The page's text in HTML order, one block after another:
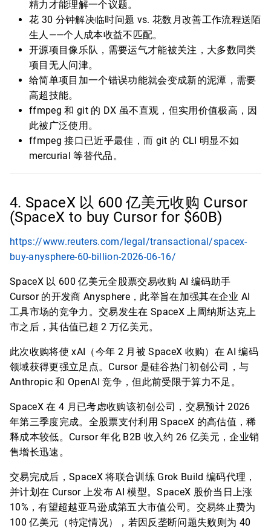
精力才能理解一个议题。
花 30 分钟解决临时问题 vs. 花数月改善工作流程送陌
生人——个人成本收益不匹配。
开源项目像乐队，需要运气才能被关注，大多数同类
项目无人问津。
给简单项目加一个错误功能就会变成新的泥潭，需要
高超技能。
ffmpeg 和 git 的 DX 虽不直观，但实用价值极高，因
此被广泛使用。
ffmpeg 接口已近乎最佳，而 git 的 CLI 明显不如
mercurial 等替代品。
4. SpaceX 以 600 亿美元收购 Cursor
(SpaceX to buy Cursor for $60B)
https://www.reuters.com/legal/transactional/spacex-
buy-anysphere-60-billion-2026-06-16/
SpaceX 以 600 亿美元全股票交易收购 AI 编码助手
Cursor 的开发商 Anysphere，此举旨在加强其在企业 AI
工具市场的竞争力。交易发生在 SpaceX 上周纳斯达克上
市之后，其估值已超 2 万亿美元。
此次收购将使 xAI（今年 2 月被 SpaceX 收购）在 AI 编码
领域获得更强立足点。Cursor 是硅谷热门初创公司，与
Anthropic 和 OpenAI 竞争，但此前受限于算力不足。
SpaceX 在 4 月已考虑收购该初创公司，交易预计 2026
年第三季度完成。全股票支付利用 SpaceX 的高估值，稀
释成本较低。Cursor 年化 B2B 收入约 26 亿美元，企业销
售增长迅速。
交易完成后，SpaceX 将联合训练 Grok Build 编码代理，
并计划在 Cursor 上发布 AI 模型。SpaceX 股价当日上涨
10%，有望超越亚马逊成第五大市值公司。交易终止费为
100 亿美元（特定情况），若因反垄断问题失败则为 40